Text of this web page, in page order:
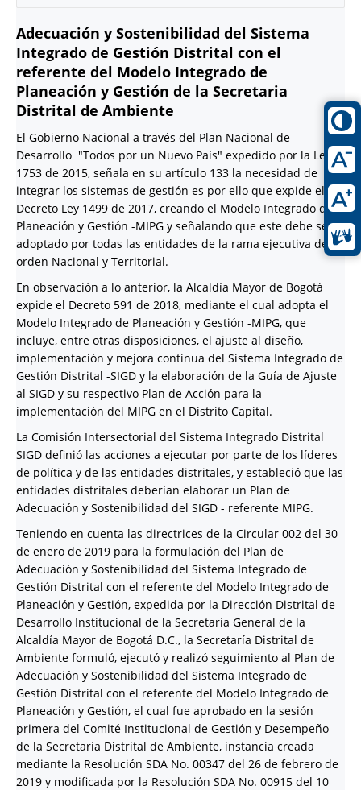
Adecuación y Sostenibilidad del Sistema
Integrado de Gestión Distrital con el
referente del Modelo Integrado de
Planeación y Gestión de la Secretaria
Distrital de Ambiente
El Gobierno Nacional a través del Plan Nacional de
Desarrollo "Todos por un Nuevo País" expedido por la Ley
1753 de 2015, señala en su artículo 133 la necesidad de
integrar los sistemas de gestión es por ello que expide el
Decreto Ley 1499 de 2017, creando el Modelo Integrado de
Planeación y Gestión -MIPG y señalando que este debe ser
adoptado por todas las entidades de la rama ejecutiva del
orden Nacional y Territorial.
En observación a lo anterior, la Alcaldía Mayor de Bogotá
expide el Decreto 591 de 2018, mediante el cual adopta el
Modelo Integrado de Planeación y Gestión -MIPG, que
incluye, entre otras disposiciones, el ajuste al diseño,
implementación y mejora continua del Sistema Integrado de
Gestión Distrital -SIGD y la elaboración de la Guía de Ajuste
al SIGD y su respectivo Plan de Acción para la
implementación del MIPG en el Distrito Capital.
La Comisión Intersectorial del Sistema Integrado Distrital
SIGD definió las acciones a ejecutar por parte de los líderes
de política y de las entidades distritales, y estableció que las
entidades distritales deberían elaborar un Plan de
Adecuación y Sostenibilidad del SIGD - referente MIPG.
Teniendo en cuenta las directrices de la Circular 002 del 30
de enero de 2019 para la formulación del Plan de
Adecuación y Sostenibilidad del Sistema Integrado de
Gestión Distrital con el referente del Modelo Integrado de
Planeación y Gestión, expedida por la Dirección Distrital de
Desarrollo Institucional de la Secretaría General de la
Alcaldía Mayor de Bogotá D.C., la Secretaría Distrital de
Ambiente formuló, ejecutó y realizó seguimiento al Plan de
Adecuación y Sostenibilidad del Sistema Integrado de
Gestión Distrital con el referente del Modelo Integrado de
Planeación y Gestión, el cual fue aprobado en la sesión
primera del Comité Institucional de Gestión y Desempeño
de la Secretaría Distrital de Ambiente, instancia creada
mediante la Resolución SDA No. 00347 del 26 de febrero de
2019 y modificada por la Resolución SDA No. 00915 del 10